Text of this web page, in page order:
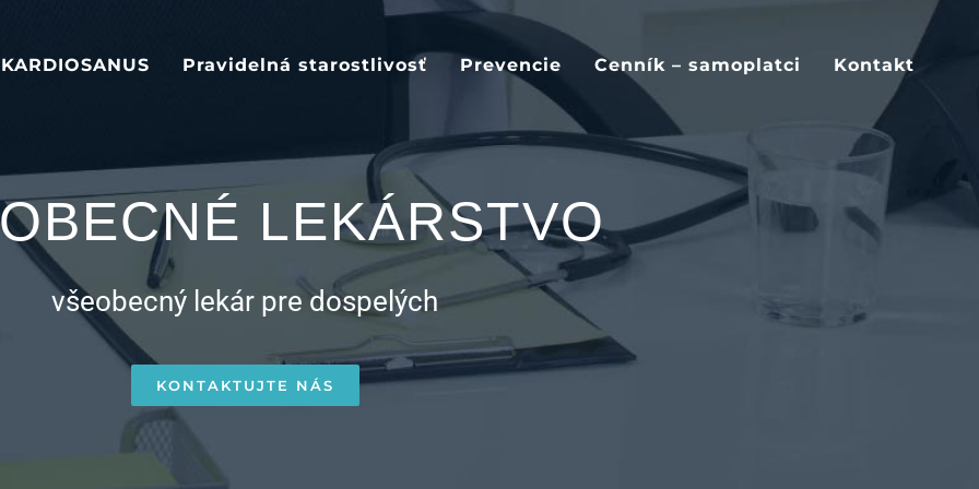
KARDIOSANUS Pravidelná starostlivosť Prevencie Cenník – samoplatci Kontakt
LEKÁRSTVO
všeobecný lekár pre dospelých
KONTAKTUJTE NÁS